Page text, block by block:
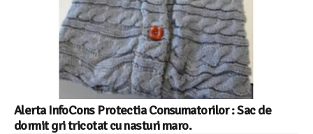
Alerta InfoCons Protectia Consumatorilor : Sac de
dormit gri tricotat cu nasturi maro.